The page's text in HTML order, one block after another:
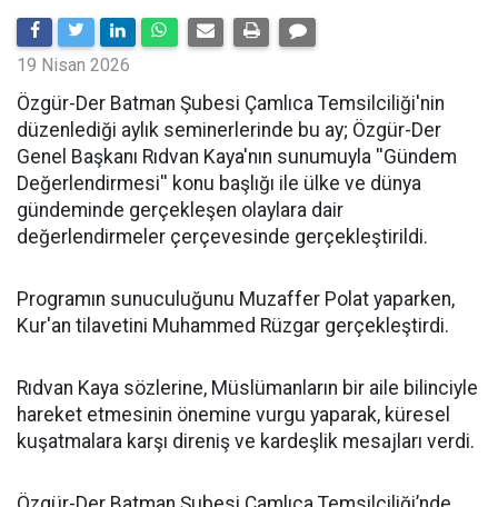
19 Nisan 2026
​Özgür-Der Batman Şubesi Çamlıca Temsilciliği'nin
düzenlediği aylık seminerlerinde bu ay; Özgür-Der
Genel Başkanı Rıdvan Kaya'nın sunumuyla ''Gündem
Değerlendirmesi'' konu başlığı ile ülke ve dünya
gündeminde gerçekleşen olaylara dair
değerlendirmeler çerçevesinde gerçekleştirildi.
Programın sunuculuğunu Muzaffer Polat yaparken,
Kur'an tilavetini Muhammed Rüzgar gerçekleştirdi.
Rıdvan Kaya sözlerine, Müslümanların bir aile bilinciyle
hareket etmesinin önemine vurgu yaparak, küresel
kuşatmalara karşı direniş ve kardeşlik mesajları verdi.